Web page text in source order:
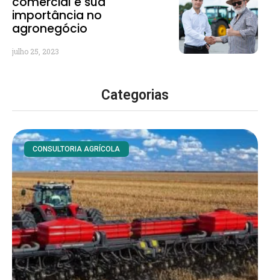
importância no
agronegócio
julho 25, 2023
Categorias
CONSULTORIA AGRÍCOLA